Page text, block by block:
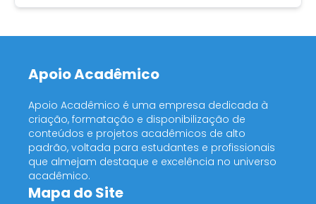
Apoio Acadêmico
Apoio Acadêmico é uma empresa dedicada à
criação, formatação e disponibilização de
conteúdos e projetos acadêmicos de alto
padrão, voltada para estudantes e profissionais
que almejam destaque e excelência no universo
acadêmico.
Mapa do Site